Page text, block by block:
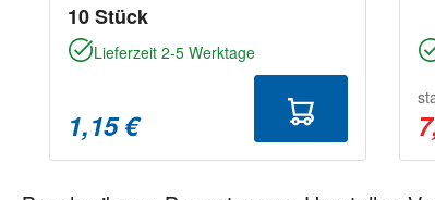
10 Stück
Lieferzeit 2-5 Werktage
1,15 €